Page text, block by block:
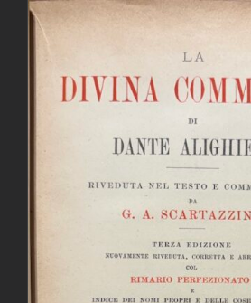
AGGIUNGI AL CARRELLO /